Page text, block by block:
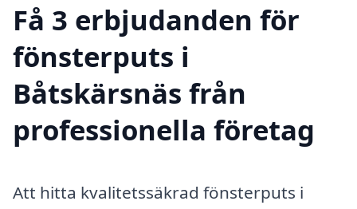
Få 3 erbjudanden för
fönsterputs i
Båtskärsnäs från
professionella företag
Att hitta kvalitetssäkrad fönsterputs i